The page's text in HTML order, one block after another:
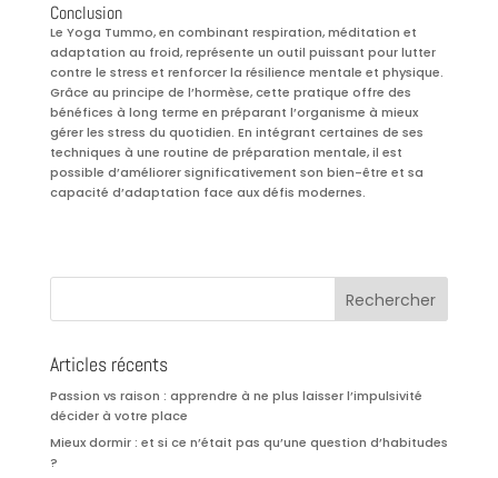
Conclusion
Le Yoga Tummo, en combinant respiration, méditation et
adaptation au froid, représente un outil puissant pour lutter
contre le stress et renforcer la résilience mentale et physique.
Grâce au principe de l’hormèse, cette pratique offre des
bénéfices à long terme en préparant l’organisme à mieux
gérer les stress du quotidien. En intégrant certaines de ses
techniques à une routine de préparation mentale, il est
possible d’améliorer significativement son bien-être et sa
capacité d’adaptation face aux défis modernes.
Articles récents
Passion vs raison : apprendre à ne plus laisser l’impulsivité
décider à votre place
Mieux dormir : et si ce n’était pas qu’une question d’habitudes
?